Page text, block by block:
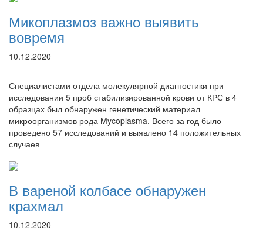
Микоплазмоз важно выявить
вовремя
10.12.2020
Специалистами отдела молекулярной диагностики при
исследовании 5 проб стабилизированной крови от КРС в 4
образцах был обнаружен генетический материал
микроорганизмов рода Mycoplasma. Всего за год было
проведено 57 исследований и выявлено 14 положительных
случаев
В вареной колбасе обнаружен
крахмал
10.12.2020